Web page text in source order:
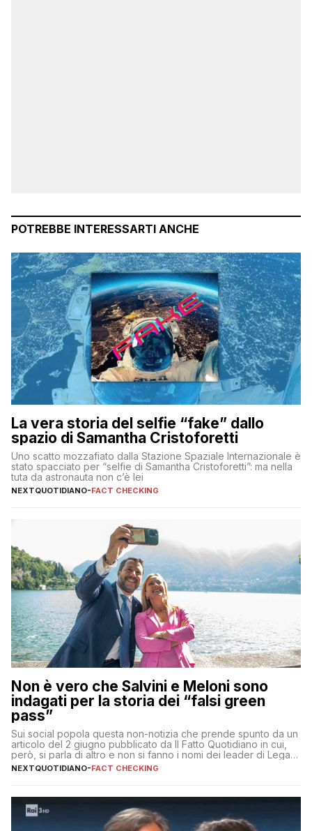
POTREBBE INTERESSARTI ANCHE
La vera storia del selfie “fake” dallo
spazio di Samantha Cristoforetti
Uno scatto mozzafiato dalla Stazione Spaziale Internazionale è
stato spacciato per “selfie di Samantha Cristoforetti”: ma nella
tuta da astronauta non c’è lei
NEXTQUOTIDIANO-FACT CHECKING
Non è vero che Salvini e Meloni sono
indagati per la storia dei “falsi green
pass”
Sui social popola questa non-notizia che prende spunto da un
articolo del 2 giugno pubblicato da Il Fatto Quotidiano in cui,
però, si parla di altro e non si fanno i nomi dei leader di Lega e
Fratelli d’Italia
NEXTQUOTIDIANO-FACT CHECKING